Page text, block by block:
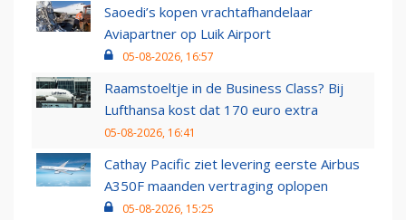
Saoedi’s kopen vrachtafhandelaar
Aviapartner op Luik Airport
05-08-2026, 16:57
Raamstoeltje in de Business Class? Bij
Lufthansa kost dat 170 euro extra
05-08-2026, 16:41
Cathay Pacific ziet levering eerste Airbus
A350F maanden vertraging oplopen
05-08-2026, 15:25